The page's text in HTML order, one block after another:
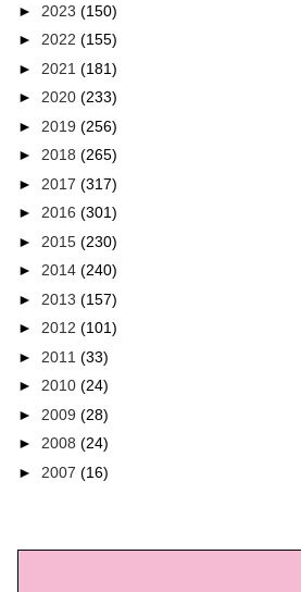
► 2023 (150)
► 2022 (155)
► 2021 (181)
► 2020 (233)
► 2019 (256)
► 2018 (265)
► 2017 (317)
► 2016 (301)
► 2015 (230)
► 2014 (240)
► 2013 (157)
► 2012 (101)
► 2011 (33)
► 2010 (24)
► 2009 (28)
► 2008 (24)
► 2007 (16)